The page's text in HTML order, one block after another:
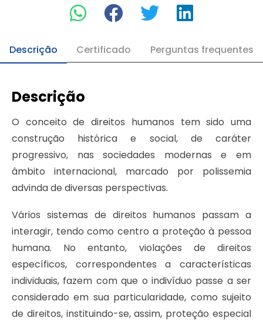
Descrição Certificado Perguntas frequentes
Descrição
O conceito de direitos humanos tem sido uma
construção histórica e social, de caráter
progressivo, nas sociedades modernas e em
âmbito internacional, marcado por polissemia
advinda de diversas perspectivas.
Vários sistemas de direitos humanos passam a
interagir, tendo como centro a proteção à pessoa
humana. No entanto, violações de direitos
específicos, correspondentes a características
individuais, fazem com que o indivíduo passe a ser
considerado em sua particularidade, como sujeito
de direitos, instituindo-se, assim, proteção especial